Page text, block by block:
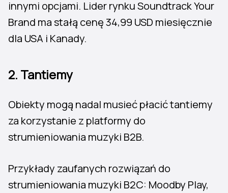
innymi opcjami. Lider rynku Soundtrack Your
Brand ma stałą cenę 34,99 USD miesięcznie
dla USA i Kanady.
2. Tantiemy
Obiekty mogą nadal musieć płacić tantiemy
za korzystanie z platformy do
strumieniowania muzyki B2B.
Przykłady zaufanych rozwiązań do
strumieniowania muzyki B2C: Moodby Play,